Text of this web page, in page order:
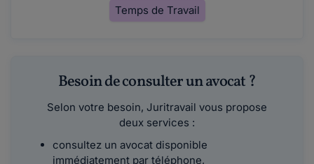
Temps de Travail
Besoin de consulter un avocat ?
Selon votre besoin, Juritravail vous propose
deux services :
consultez un avocat disponible
immédiatement par téléphone,